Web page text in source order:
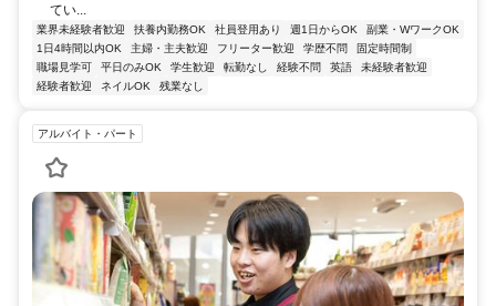
てい...
業界未経験者歓迎 扶養内勤務OK 社員登用あり 週1日からOK
副業・WワークOK
1日4時間以内OK
主婦・主夫歓迎 フリーター歓迎 学歴不問
固定時間制
職場見学可
平日のみOK 学生歓迎 転勤なし 経験不問 英語
未経験者歓迎
経験者歓迎
ネイルOK 残業なし
アルバイト・パート